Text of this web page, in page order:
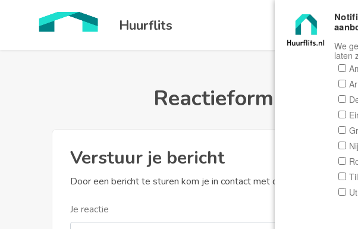
Huurflits Home
Reactieformulier
Verstuur je bericht
Door een bericht te sturen kom je in contact met de aanbieder of
Je reactie
We
laten